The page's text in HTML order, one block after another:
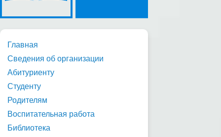
Главная
Сведения об организации
Абитуриенту
Студенту
Родителям
Воспитательная работа
Библиотека